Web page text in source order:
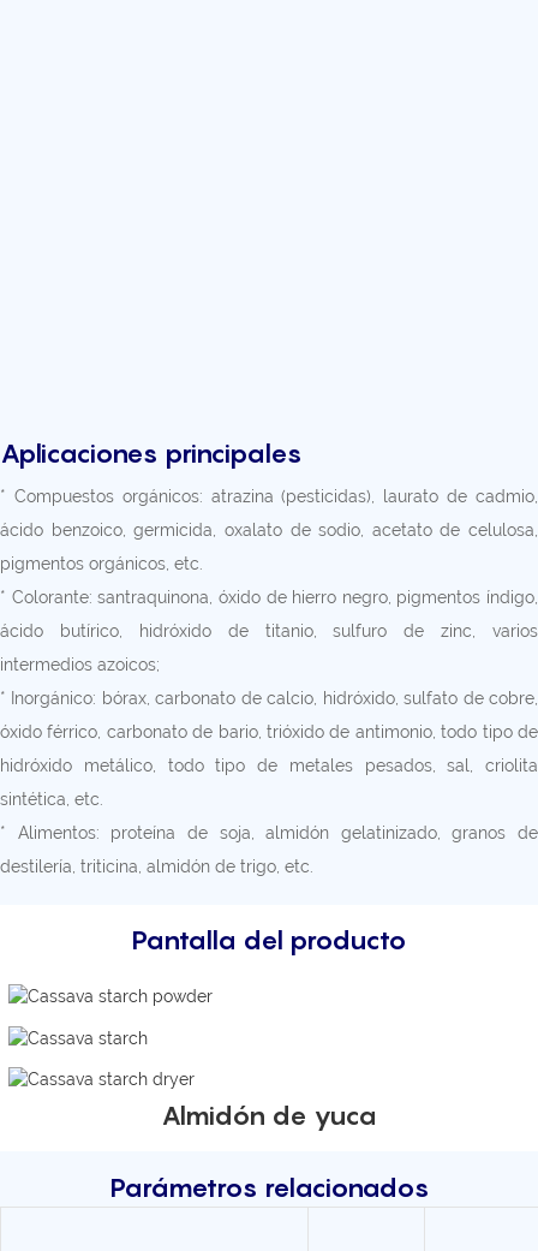
Aplicaciones principales
* Compuestos orgánicos: atrazina (pesticidas), laurato de cadmio,
ácido benzoico, germicida, oxalato de sodio, acetato de celulosa,
pigmentos orgánicos, etc.
* Colorante: santraquinona, óxido de hierro negro, pigmentos índigo,
ácido butírico, hidróxido de titanio, sulfuro de zinc, varios
intermedios azoicos;
* Inorgánico: bórax, carbonato de calcio, hidróxido, sulfato de cobre,
óxido férrico, carbonato de bario, trióxido de antimonio, todo tipo de
hidróxido metálico, todo tipo de metales pesados, sal, criolita
sintética, etc.
* Alimentos: proteína de soja, almidón gelatinizado, granos de
destilería, triticina, almidón de trigo, etc.
Pantalla del producto
Almidón de yuca
Parámetros relacionados